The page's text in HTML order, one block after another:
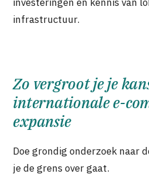
infrastructuur.
Zo vergroot je je
internationale e-
expansie
Doe grondig onderzoek naar
je de grens over gaat.